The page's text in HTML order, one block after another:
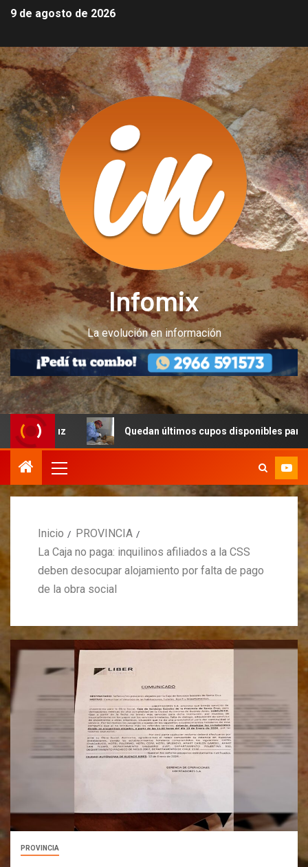
9 de agosto de 2026
Infomix
La evolución en información
Quedan últimos cupos disponibles para
Inicio
PROVINCIA
La Caja no paga: inquilinos afiliados a la CSS
deben desocupar alojamiento por falta de pago
de la obra social
PROVINCIA